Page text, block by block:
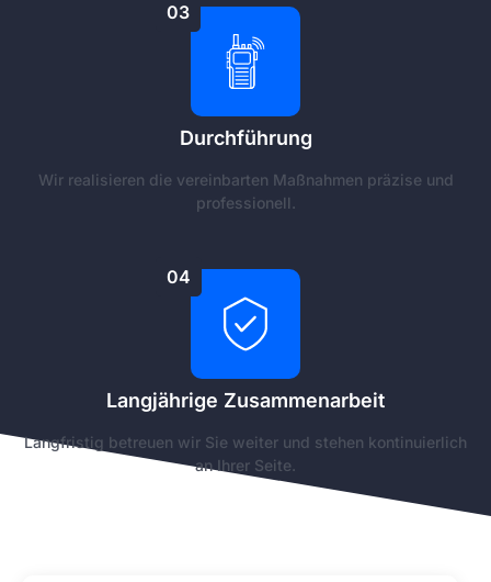
03
Durchführung
Wir realisieren die vereinbarten Maßnahmen präzise und
professionell.
04
Langjährige Zusammenarbeit
Langfristig betreuen wir Sie weiter und stehen kontinuierlich
an Ihrer Seite.